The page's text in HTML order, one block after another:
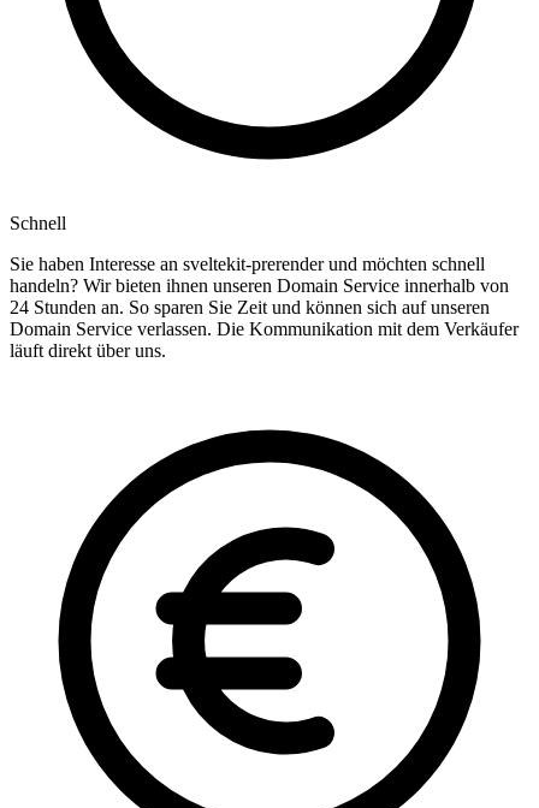
Schnell
Sie haben Interesse an sveltekit-prerender und möchten schnell
handeln? Wir bieten ihnen unseren Domain Service innerhalb von
24 Stunden an. So sparen Sie Zeit und können sich auf unseren
Domain Service verlassen. Die Kommunikation mit dem Verkäufer
läuft direkt über uns.